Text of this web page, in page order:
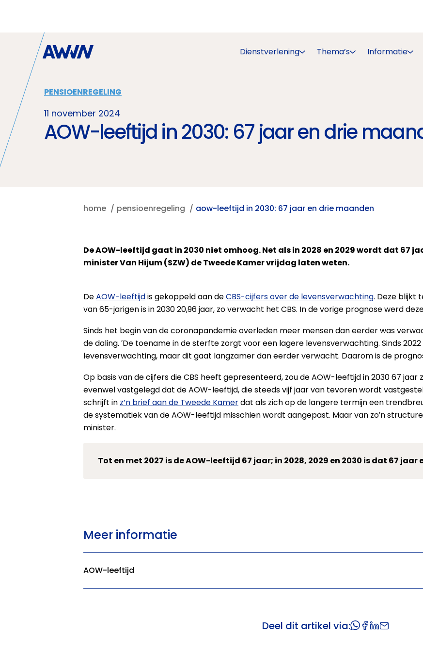
Dienstverlening Thema’s Informatie
PENSIOENREGELING
11 november 2024
AOW-leeftijd in 2030: 67 jaar en drie
home pensioenregeling aow-leeftijd in 2030: 67 jaar en drie maanden
De AOW-leeftijd gaat in 2030 niet omhoog. Net als in 2028 en 2029 wordt dat 67
minister Van Hijum (SZW) de Tweede Kamer vrijdag laten weten.
DeAOW-leeftijdis gekoppeld aan deCBS-cijfers over de levensverwachting. Deze blijkt
van 65-jarigen is in 2030 20,96 jaar, zo verwacht het CBS. In de vorige prognose werd
Sinds het begin van de coronapandemie overleden meer mensen dan eerder was
de daling. ′De toename in de sterfte zorgt voor een lagere levensverwachting. Sinds
levensverwachting, maar dit gaat langzamer dan eerder verwacht. Daarom is de
Op basis van de cijfers die CBS heeft gepresenteerd, zou de AOW-leeftijd in 2030 67 jaar
evenwel vastgelegd dat de AOW-leeftijd, die steeds vijf jaar van tevoren wordt
schrijft in z’n brief aan de Tweede Kamerdat als zich op de langere termijn een
de systematiek van de AOW-leeftijd misschien wordt aangepast. Maar van zo′n
minister.
Tot en met 2027 is de AOW-leeftijd 67 jaar; in 2028, 2029 en 2030 is dat 67 jaar
Meer informatie
AOW-leeftijd
Deel dit artikel via: